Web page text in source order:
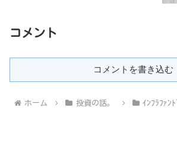
コメント
コメントを書き込む
ホーム 投資の話。 ｲﾝﾌﾗﾌｧﾝﾄﾞ